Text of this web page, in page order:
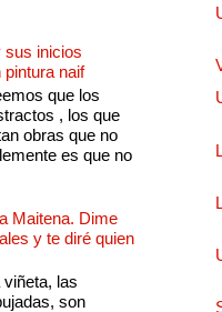
sus inicios
pintura naif
que los
, los que
obras que no
es que no
Maitena. Dime
y te diré quien
las
son